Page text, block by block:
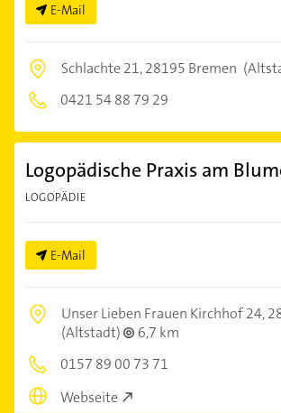
E-Mail
Schlachte 21,28195 Bremen
0421 54 88 79 29
Logopädische Praxis am
LOGOPÄDIE
E-Mail
Unser Lieben Frauen Kirchhof 24,
(Altstadt)
6,7 km
0157 89 00 73 71
Webseite